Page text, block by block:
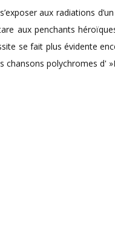
aux radiations
aux penchants
se fait plus évidente
chansons polychromes d'